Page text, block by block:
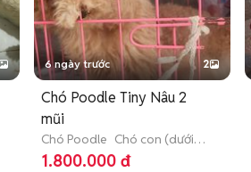
6 ngày trước 2
Chó Poodle Tiny Nâu 2
mũi
Chó Poodle Chó con (dưới 3
tháng tuổi)
1.800.000 đ